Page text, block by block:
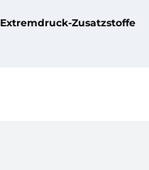
Extremdruck-Zusatzstoffe